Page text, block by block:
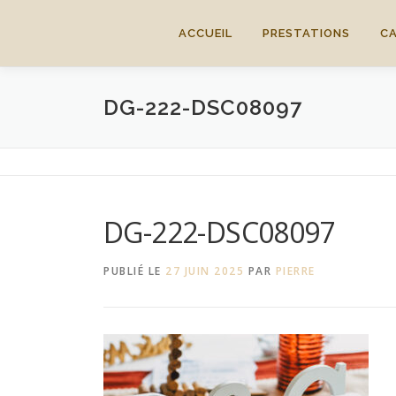
ACCUEIL PRESTATIONS
DG-222-DSC08097
DG-222-DSC08097
PUBLIÉ LE 27 JUIN 2025 PAR PIERRE